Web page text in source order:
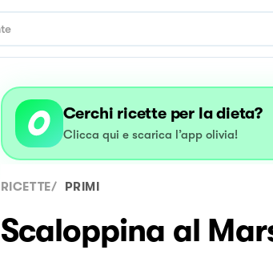
Cerchi ricette per la dieta?
Clicca qui e scarica l’app olivia!
RICETTE/ PRIMI
Scaloppina al